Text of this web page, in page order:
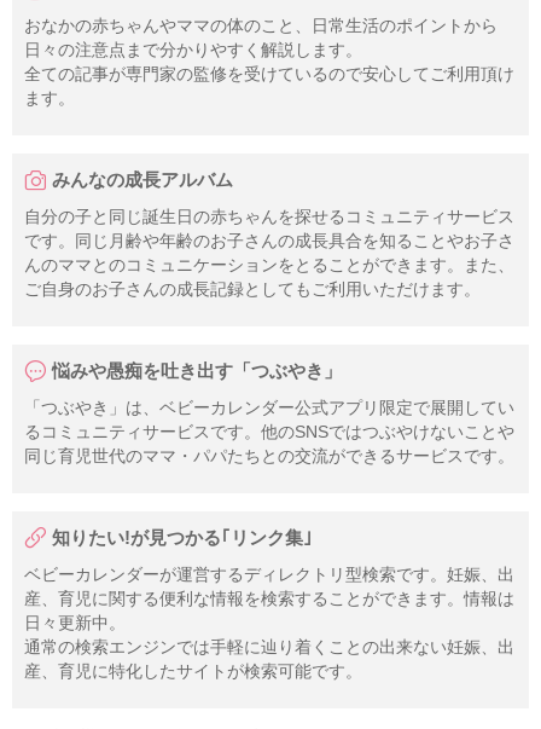
おなかの赤ちゃんやママの体のこと、日常生活のポイントから
日々の注意点まで分かりやすく解説します。
全ての記事が専門家の監修を受けているので安心してご利用頂け
ます。
みんなの成長アルバム
自分の子と同じ誕生日の赤ちゃんを探せるコミュニティサービス
です。同じ月齢や年齢のお子さんの成長具合を知ることやお子さ
んのママとのコミュニケーションをとることができます。また、
ご自身のお子さんの成長記録としてもご利用いただけます。
悩みや愚痴を吐き出す「つぶやき」
「つぶやき」は、ベビーカレンダー公式アプリ限定で展開してい
るコミュニティサービスです。他のSNSではつぶやけないことや
同じ育児世代のママ・パパたちとの交流ができるサービスです。
知りたい!が見つかる｢リンク集｣
ベビーカレンダーが運営するディレクトリ型検索です。妊娠、出
産、育児に関する便利な情報を検索することができます。情報は
日々更新中。
通常の検索エンジンでは手軽に辿り着くことの出来ない妊娠、出
産、育児に特化したサイトが検索可能です。